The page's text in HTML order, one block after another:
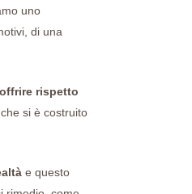
uno
di una
rispetto
si è costruito
e questo